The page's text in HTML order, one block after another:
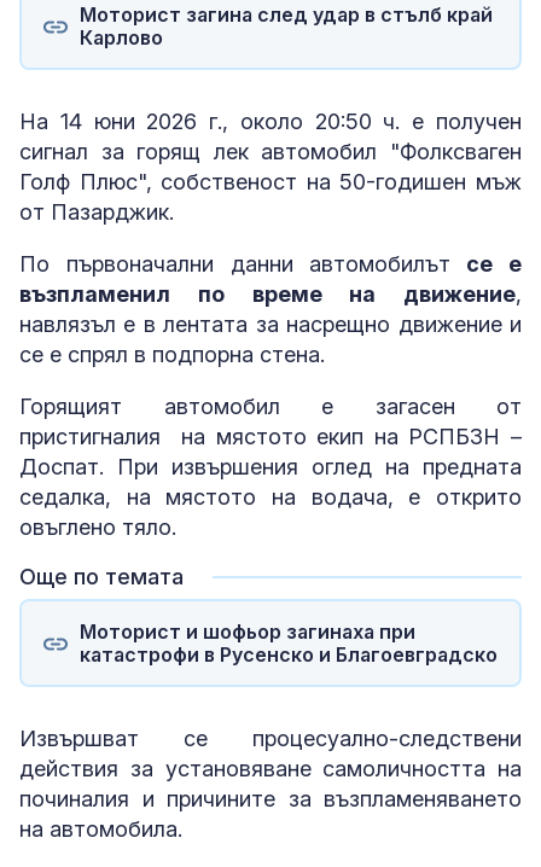
Моторист загина след удар в стълб край
Карлово
На 14 юни 2026 г., около 20:50 ч. е получен
сигнал за горящ лек автомобил "Фолксваген
Голф Плюс", собственост на 50-годишен мъж
от Пазарджик.
По първоначални данни автомобилът се е
възпламенил по време на движение,
навлязъл е в лентата за насрещно движение и
се е спрял в подпорна стена.
Горящият автомобил е загасен от
пристигналия на мястото екип на РСПБЗН –
Доспат. При извършения оглед на предната
седалка, на мястото на водача, е открито
овъглено тяло.
Още по темата
Моторист и шофьор загинаха при
катастрофи в Русенско и Благоевградско
Извършват се процесуално-следствени
действия за установяване самоличността на
починалия и причините за възпламеняването
на автомобила.